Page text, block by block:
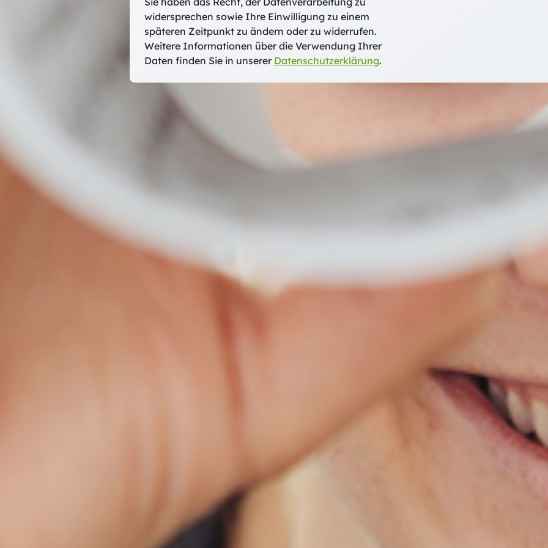
widersprechen sowie Ihre Einwilligung zu einem
späteren Zeitpunkt zu ändern oder zu widerrufen.
Weitere Informationen über die Verwendung Ihrer
Daten finden Sie in unserer Datenschutzerklärung.